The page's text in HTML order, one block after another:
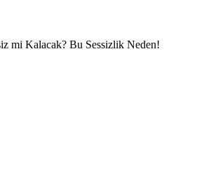
mi Kalacak? Bu Sessizlik Neden!